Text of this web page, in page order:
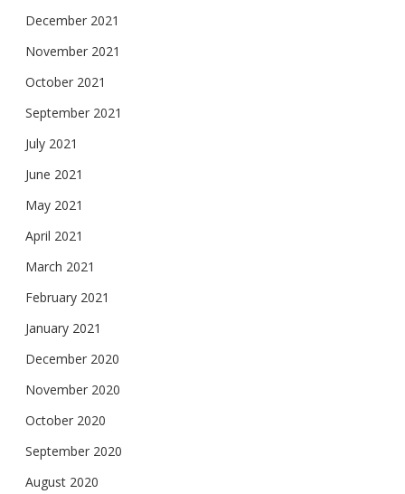
December 2021
November 2021
October 2021
September 2021
July 2021
June 2021
May 2021
April 2021
March 2021
February 2021
January 2021
December 2020
November 2020
October 2020
September 2020
August 2020